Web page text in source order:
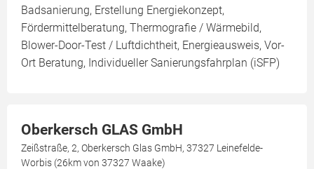
Badsanierung, Erstellung Energiekonzept,
Fördermittelberatung, Thermografie / Wärmebild,
Blower-Door-Test / Luftdichtheit, Energieausweis, Vor-
Ort Beratung, Individueller Sanierungsfahrplan (iSFP)
Oberkersch GLAS GmbH
Zeißstraße, 2, Oberkersch Glas GmbH, 37327 Leinefelde-
Worbis (26km von 37327 Waake)